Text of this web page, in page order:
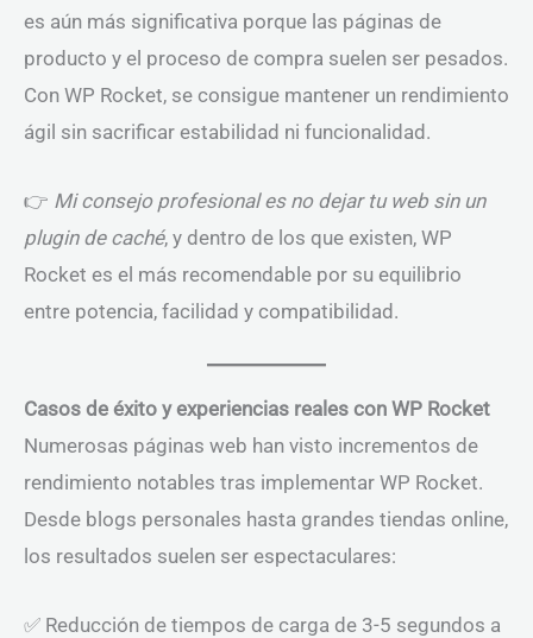
es aún más significativa porque las páginas de
producto y el proceso de compra suelen ser pesados.
Con WP Rocket, se consigue mantener un rendimiento
ágil sin sacrificar estabilidad ni funcionalidad.
👉 Mi consejo profesional es no dejar tu web sin un
plugin de caché, y dentro de los que existen, WP
Rocket es el más recomendable por su equilibrio
entre potencia, facilidad y compatibilidad.
Casos de éxito y experiencias reales con WP Rocket
Numerosas páginas web han visto incrementos de
rendimiento notables tras implementar WP Rocket.
Desde blogs personales hasta grandes tiendas online,
los resultados suelen ser espectaculares:
✅ Reducción de tiempos de carga de 3-5 segundos a